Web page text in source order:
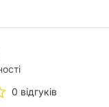
0 відгуків